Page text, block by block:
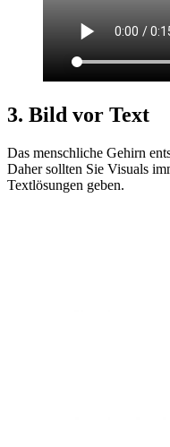
3. Bild vor Text
Das menschliche Gehirn
Daher sollten Sie Visuals
Textlösungen geben.